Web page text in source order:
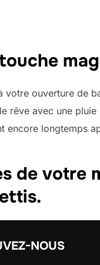
votre ouverture de
rêve avec une
encore longtemps
de votre
NOUS